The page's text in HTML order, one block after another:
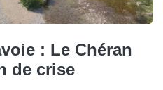
: Le Chéran
de crise